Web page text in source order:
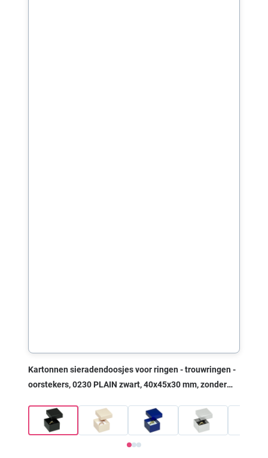
Kartonnen sieradendoosjes voor ringen - trouwringen -
oorstekers, 0230 PLAIN zwart, 40x45x30 mm, zonder